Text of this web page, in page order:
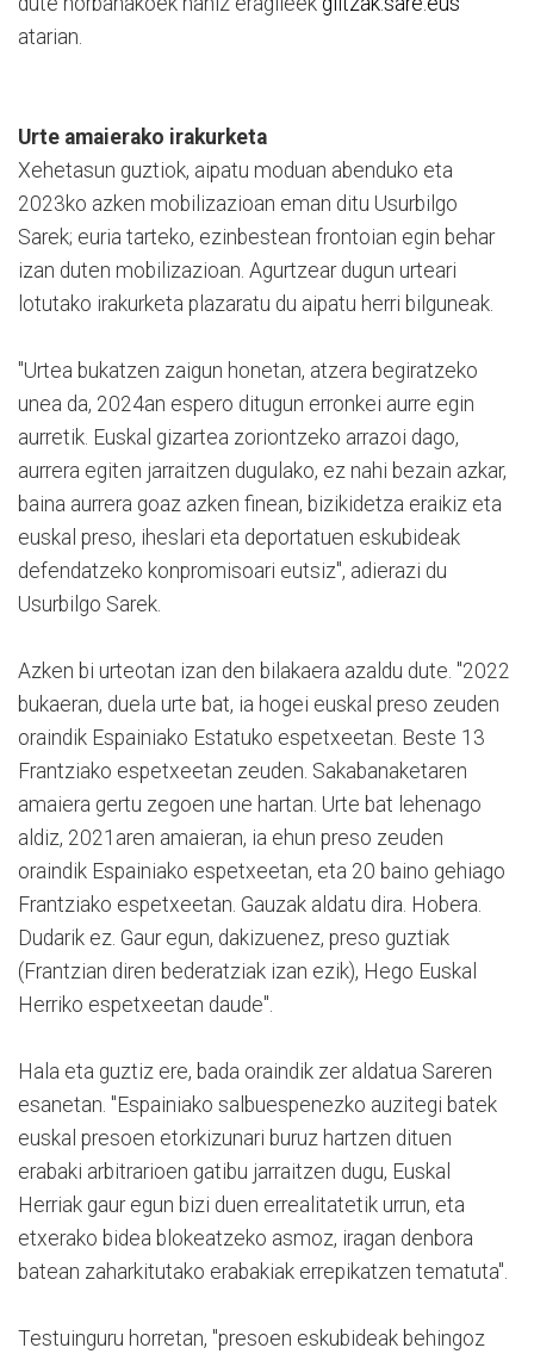
atarian.
Urte amaierako irakurketa
Xehetasun guztiok, aipatu moduan abenduko eta
2023ko azken mobilizazioan eman ditu Usurbilgo
Sarek; euria tarteko, ezinbestean frontoian egin behar
izan duten mobilizazioan. Agurtzear dugun urteari
lotutako irakurketa plazaratu du aipatu herri bilguneak.
"Urtea bukatzen zaigun honetan, atzera begiratzeko
unea da, 2024an espero ditugun erronkei aurre egin
aurretik. Euskal gizartea zoriontzeko arrazoi dago,
aurrera egiten jarraitzen dugulako, ez nahi bezain azkar,
baina aurrera goaz azken finean, bizikidetza eraikiz eta
euskal preso, iheslari eta deportatuen eskubideak
defendatzeko konpromisoari eutsiz", adierazi du
Usurbilgo Sarek.
Azken bi urteotan izan den bilakaera azaldu dute. "2022
bukaeran, duela urte bat, ia hogei euskal preso zeuden
oraindik Espainiako Estatuko espetxeetan. Beste 13
Frantziako espetxeetan zeuden. Sakabanaketaren
amaiera gertu zegoen une hartan. Urte bat lehenago
aldiz, 2021aren amaieran, ia ehun preso zeuden
oraindik Espainiako espetxeetan, eta 20 baino gehiago
Frantziako espetxeetan. Gauzak aldatu dira. Hobera.
Dudarik ez. Gaur egun, dakizuenez, preso guztiak
(Frantzian diren bederatziak izan ezik), Hego Euskal
Herriko espetxeetan daude".
Hala eta guztiz ere, bada oraindik zer aldatua Sareren
esanetan. "Espainiako salbuespenezko auzitegi batek
euskal presoen etorkizunari buruz hartzen dituen
erabaki arbitrarioen gatibu jarraitzen dugu, Euskal
Herriak gaur egun bizi duen errealitatetik urrun, eta
etxerako bidea blokeatzeko asmoz, iragan denbora
batean zaharkitutako erabakiak errepikatzen tematuta".
Testuinguru horretan, "presoen eskubideak behingoz